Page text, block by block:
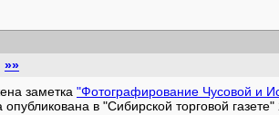
»»
заметка "Фотографирование Чусовой и
в "Сибирской торговой